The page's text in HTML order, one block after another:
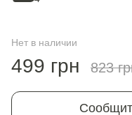
Нет в наличии
499 грн 823